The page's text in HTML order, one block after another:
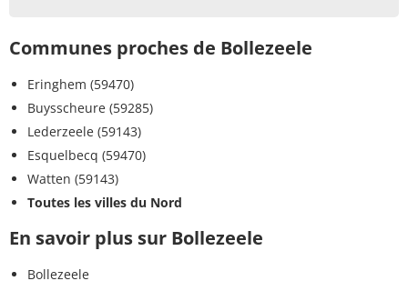
Communes proches de Bollezeele
Eringhem (59470)
Buysscheure (59285)
Lederzeele (59143)
Esquelbecq (59470)
Watten (59143)
Toutes les villes du Nord
En savoir plus sur Bollezeele
Bollezeele